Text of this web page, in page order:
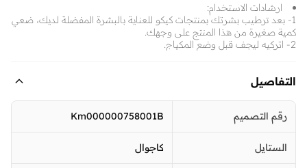
ارشادات الاستخدام:
1- بعد ترطيب بشرتك بمنتجات كيكو للعناية بالبشرة المفضلة لديك، ضعي
كمية صغيرة من هذا المنتج على وجهك.
2- اتركيه ليجف قبل وضع المكياج.
التفاصيل
رقم التصميم Km000000758001B
الستايل كاجوال